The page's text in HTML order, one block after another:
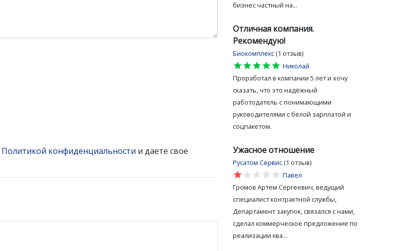
Политикой конфиденциальности и даете свое
бизнес частный на...
Отличная компания.
Рекомендую!
Биокомплекс (1 отзыв)
star
star
star
star
star
Николай
Проработал в компании 5 лет и хочу
сказать, что это надёжный
работодатель с понимающими
руководителями с белой зарплатой и
соцпакетом.
Ужасное отношение
Русатом Сервис (1 отзыв)
star
star
star
star
star
Павел
Громов Артем Сергеевич, ведущий
специалист контрактной службы,
Департамент закупок, связался с нами,
сделал коммерческое предложение по
реализации ква...